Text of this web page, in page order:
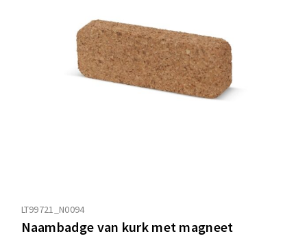
LT99721_N0094
Naambadge van kurk met magneet